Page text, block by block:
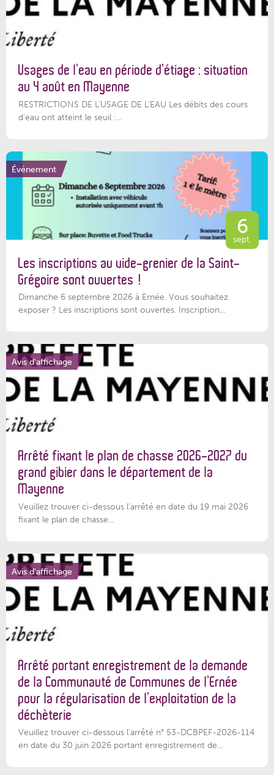
Usages de l’eau en période d’étiage : situation
au 4 août en Mayenne
RESTRICTIONS DE L’USAGE DE L’EAU Les débits des cours
d'eau ont atteint le seuil :...
Événement
6
sept.
Les inscriptions au vide-grenier de la Saint-
Grégoire sont ouvertes !
Dimanche 6 septembre 2026 à Ernée. Vous souhaitez
exposer ? Les inscriptions sont ouvertes. Inscription...
Avis d'affichage
Arrêté fixant le plan de chasse 2026-2027 du
grand gibier dans le département de la
Mayenne
Veuillez trouver ci-dessous l’arrêté en date du 19 mai 2026
fixant le plan de chasse...
Avis d'affichage
Arrêté portant enregistrement de la demande
de la Communauté de Communes de l’Ernée
pour la régularisation de l’exploitation de la
déchèterie
Veuillez trouver ci-dessous l'arrêté n° 53-DCBPEF-2026-114
en date du 30 juin 2026 portant enregistrement de...